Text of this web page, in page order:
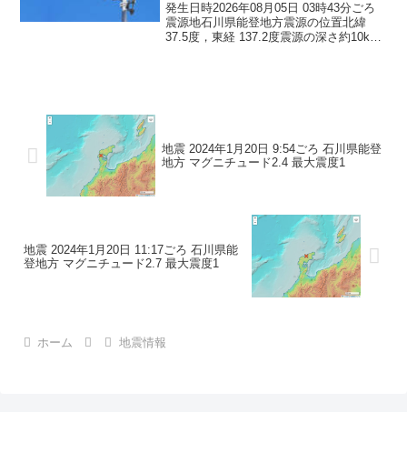
発生日時2026年08月05日 03時43分ごろ
震源地石川県能登地方震源の位置北緯
37.5度，東経 137.2度震源の深さ約10km
地震 2024年1月20日 9:54ごろ 石川県能登
地方 マグニチュード2.4 最大震度1
地震 2024年1月20日 11:17ごろ 石川県能
登地方 マグニチュード2.7 最大震度1
ホーム 地震情報